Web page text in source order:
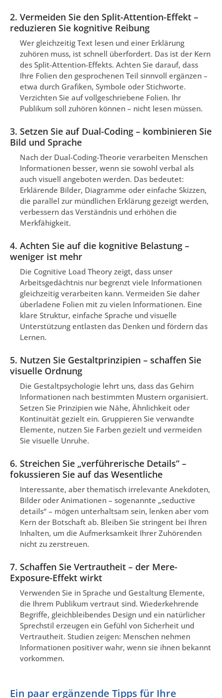
2. Vermeiden Sie den Split-Attention-Effekt –
reduzieren Sie kognitive Reibung
Wer gleichzeitig Text lesen und einer Erklärung
zuhören muss, ist schnell überfordert. Das ist der Kern
des Split-Attention-Effekts. Achten Sie darauf, dass
Ihre Folien den gesprochenen Teil sinnvoll ergänzen –
etwa durch Grafiken, Symbole oder Stichworte.
Verzichten Sie auf vollgeschriebene Folien. Ihr
Publikum soll zuhören können – nicht lesen müssen.
3. Setzen Sie auf Dual-Coding – kombinieren Sie
Bild und Sprache
Nach der Dual-Coding-Theorie verarbeiten Menschen
Informationen besser, wenn sie sowohl verbal als
auch visuell angeboten werden. Das bedeutet:
Erklärende Bilder, Diagramme oder einfache Skizzen,
die parallel zur mündlichen Erklärung gezeigt werden,
verbessern das Verständnis und erhöhen die
Merkfähigkeit.
4. Achten Sie auf die kognitive Belastung –
weniger ist mehr
Die Cognitive Load Theory zeigt, dass unser
Arbeitsgedächtnis nur begrenzt viele Informationen
gleichzeitig verarbeiten kann. Vermeiden Sie daher
überladene Folien mit zu vielen Informationen. Eine
klare Struktur, einfache Sprache und visuelle
Unterstützung entlasten das Denken und fördern das
Lernen.
5. Nutzen Sie Gestaltprinzipien – schaffen Sie
visuelle Ordnung
Die Gestaltpsychologie lehrt uns, dass das Gehirn
Informationen nach bestimmten Mustern organisiert.
Setzen Sie Prinzipien wie Nähe, Ähnlichkeit oder
Kontinuität gezielt ein. Gruppieren Sie verwandte
Elemente, nutzen Sie Farben gezielt und vermeiden
Sie visuelle Unruhe.
6. Streichen Sie „verführerische Details“ –
fokussieren Sie auf das Wesentliche
Interessante, aber thematisch irrelevante Anekdoten,
Bilder oder Animationen – sogenannte „seductive
details“ – mögen unterhaltsam sein, lenken aber vom
Kern der Botschaft ab. Bleiben Sie stringent bei Ihren
Inhalten, um die Aufmerksamkeit Ihrer Zuhörenden
nicht zu zerstreuen.
7. Schaffen Sie Vertrautheit – der Mere-
Exposure-Effekt wirkt
Verwenden Sie in Sprache und Gestaltung Elemente,
die Ihrem Publikum vertraut sind. Wiederkehrende
Begriffe, gleichbleibendes Design und ein natürlicher
Sprechstil erzeugen ein Gefühl von Sicherheit und
Vertrautheit. Studien zeigen: Menschen nehmen
Informationen positiver wahr, wenn sie ihnen bekannt
vorkommen.
Ein paar ergänzende Tipps für Ihre